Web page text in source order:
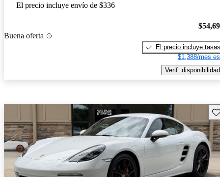
El precio incluye envío de $336
Buena oferta
El precio incluye tasas
$1,388/mes
Verif. disponibilidad